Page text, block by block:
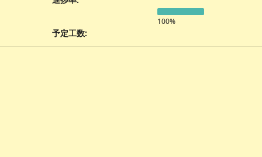
100%
予定工数: